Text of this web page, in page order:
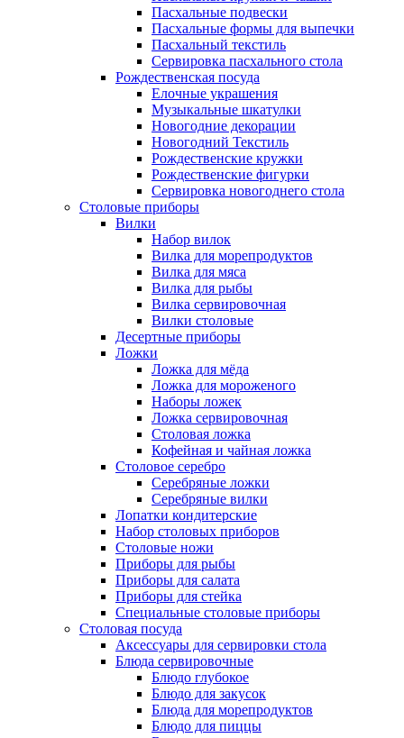
Пасхальные подвески
Пасхальные формы для выпечки
Пасхальный текстиль
Сервировка пасхального стола
Рождественская посуда
Елочные украшения
Музыкальные шкатулки
Новогодние декорации
Новогодний Текстиль
Рождественские кружки
Рождественские фигурки
Сервировка новогоднего стола
Столовые приборы
Вилки
Набор вилок
Вилка для морепродуктов
Вилка для мяса
Вилка для рыбы
Вилка сервировочная
Вилки столовые
Десертные приборы
Ложки
Ложка для мёда
Ложка для мороженого
Наборы ложек
Ложка сервировочная
Столовая ложка
Кофейная и чайная ложка
Столовое серебро
Серебряные ложки
Серебряные вилки
Лопатки кондитерские
Набор столовых приборов
Столовые ножи
Приборы для рыбы
Приборы для салата
Приборы для стейка
Специальные столовые приборы
Столовая посуда
Аксессуары для сервировки стола
Блюда сервировочные
Блюдо глубокое
Блюдо для закусок
Блюда для морепродуктов
Блюдо для пиццы